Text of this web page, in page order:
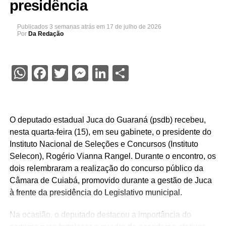
presidência
Publicados 3 semanas atrás em 17 de julho de 2026
Por Da Redação
WhatsApp
Facebook
Twitter
Messenger
LinkedIn
Share
O deputado estadual Juca do Guaraná (psdb) recebeu,
nesta quarta-feira (15), em seu gabinete, o presidente do
Instituto Nacional de Seleções e Concursos (Instituto
Selecon), Rogério Vianna Rangel. Durante o encontro, os
dois relembraram a realização do concurso público da
Câmara de Cuiabá, promovido durante a gestão de Juca
à frente da presidência do Legislativo municipal.
Na ocasião, o deputado destacou a importância do